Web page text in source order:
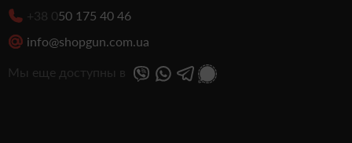
+38 050 175 40 46
info@shopgun.com.ua
Мы еще доступны в